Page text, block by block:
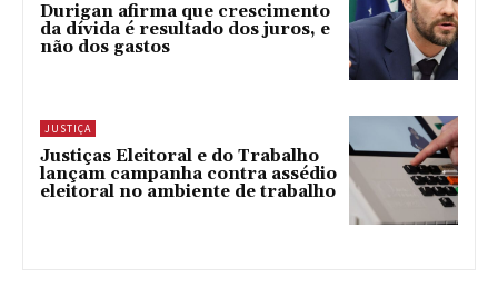
Durigan afirma que crescimento
da dívida é resultado dos juros, e
não dos gastos
JUSTIÇA
Justiças Eleitoral e do Trabalho
lançam campanha contra assédio
eleitoral no ambiente de trabalho